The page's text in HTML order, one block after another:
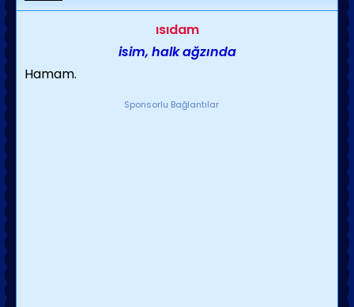
ısıdam
isim, halk ağzında
Hamam.
Sponsorlu Bağlantılar